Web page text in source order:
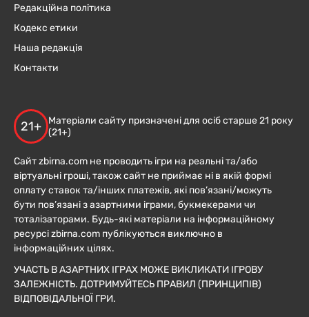
Редакційна політика
Кодекс етики
Наша редакція
Контакти
21+
Матеріали сайту призначені для осіб старше 21 року
(21+)
Сайт zbirna.com не проводить ігри на реальні та/або
віртуальні гроші, також сайт не приймає ні в якій формі
оплату ставок та/інших платежів, які пов’язані/можуть
бути пов’язані з азартними іграми, букмекерами чи
тоталізаторами. Будь-які матеріали на інформаційному
ресурсі zbirna.com публікуються виключно в
інформаційних цілях.
УЧАСТЬ В АЗАРТНИХ ІГРАХ МОЖЕ ВИКЛИКАТИ ІГРОВУ
ЗАЛЕЖНІСТЬ. ДОТРИМУЙТЕСЬ ПРАВИЛ (ПРИНЦИПІВ)
ВІДПОВІДАЛЬНОЇ ГРИ.